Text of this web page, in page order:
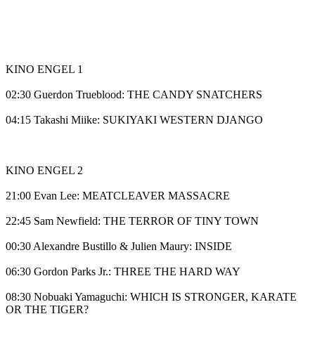
KINO ENGEL 1
02:30 Guerdon Trueblood: THE CANDY SNATCHERS
04:15 Takashi Miike: SUKIYAKI WESTERN DJANGO
KINO ENGEL 2
21:00 Evan Lee: MEATCLEAVER MASSACRE
22:45 Sam Newfield: THE TERROR OF TINY TOWN
00:30 Alexandre Bustillo & Julien Maury: INSIDE
06:30 Gordon Parks Jr.: THREE THE HARD WAY
08:30 Nobuaki Yamaguchi: WHICH IS STRONGER, KARATE
OR THE TIGER?